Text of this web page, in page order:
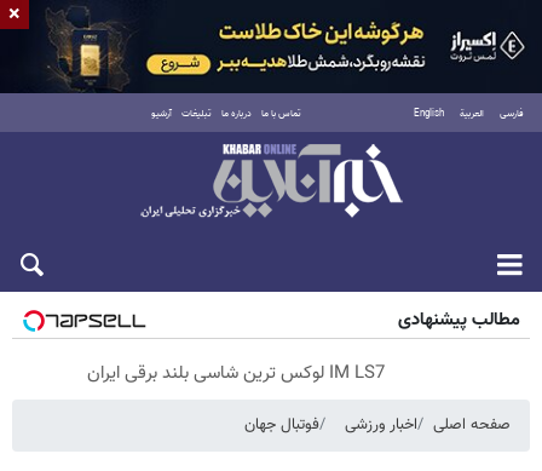
فارسی العربية English تماس با ما درباره ما تبلیغات آرشیو
شنبه ۱۷ مرداد ۱۴۰۵
مطالب پیشنهادی
IM LS7 لوکس ترین شاسی بلند برقی ایران
صفحه اصلی اخبار ورزشی فوتبال جهان
×